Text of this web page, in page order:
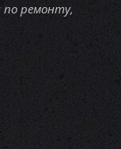
ремонту,